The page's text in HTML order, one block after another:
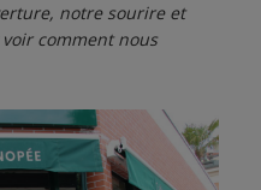
notre sourire et
comment nous